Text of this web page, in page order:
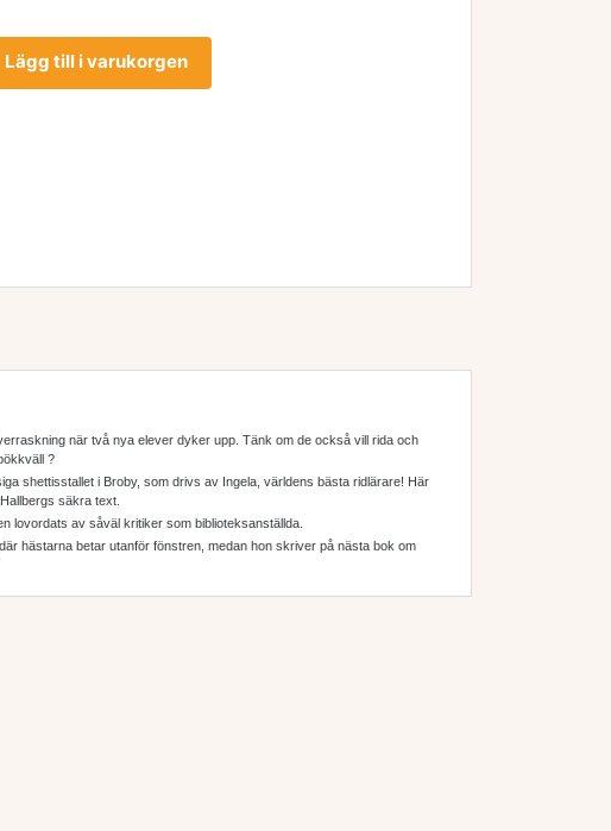
Lägg till i varukorgen
när två nya elever dyker upp. Tänk om de också vill rida och
?
shettisstallet i Broby, som drivs av Ingela, världens bästa ridlärare! Här
säkra text.
lovordats av såväl kritiker som biblioteksanställda.
hästarna betar utanför fönstren, medan hon skriver på nästa bok om